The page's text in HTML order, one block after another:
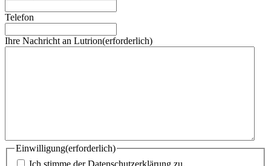
Telefon
Ihre Nachricht an Lutrion(erforderlich)
Einwilligung(erforderlich)
Ich stimme der Datenschutzerklärung zu.